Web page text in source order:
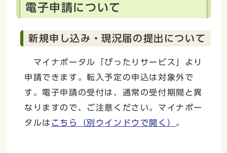
電子申請について
新規申し込み・現況届の提出について
マイナポータル「ぴったりサービス」より
申請できます。転入予定の申込は対象外で
す。電子申請の受付は、通常の受付期間と異
なりますので、ご注意ください。マイナポー
タルは こちら （別ウインドウで開く） 。